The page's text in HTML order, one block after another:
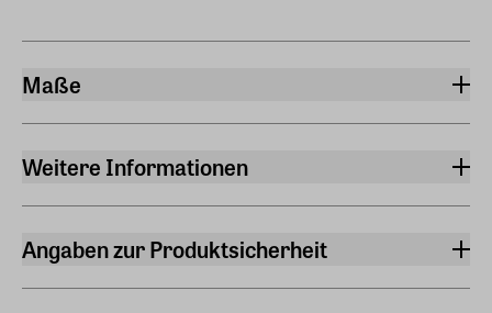
Maße
Länge
25,30 cm
Höhe
Weitere Informationen
Verlag
FISCHER Sauerländer
Angaben zur Produktsicherheit